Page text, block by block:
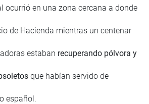
ocurrió en una zona cercana a donde
de Hacienda mientras un centenar
estaban recuperando pólvora y
que habían servido de
español.